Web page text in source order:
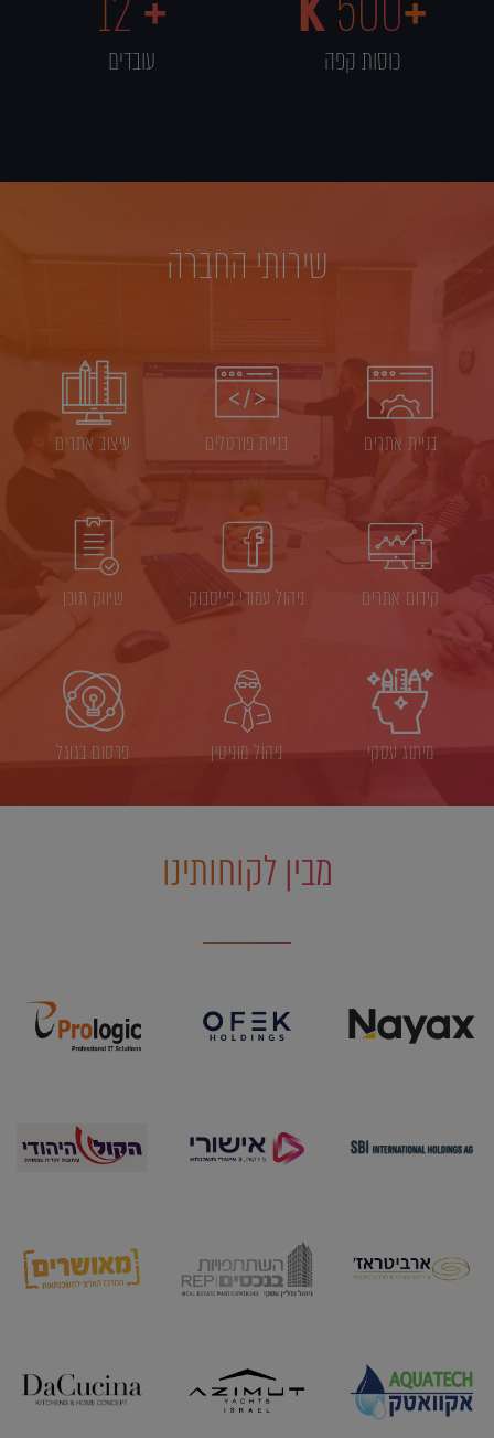
כוסות קפה עובדים
שירותי החברה
בניית אתרים בניית פורטלים עיצוב אתרים
קידום אתרים ניהול עמודי פייסבוק שיווק תוכן
מיתוג עסקי ניהול מוניטין פרסום בגוגל
מבין לקוחותינו